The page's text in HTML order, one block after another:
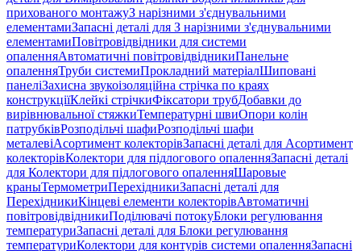
прихованого монтажуЗ нарізними з'єднувальними
елементамиЗапасні деталі для З нарізними з'єднувальними
елементамиПовітровідвідники для системи
опаленняАвтоматичні повітровідвідникиПанельне
опаленняТруби системиПрокладний матеріалШиповані
панеліЗахисна звукоізоляційна стрічка по краях
конструкціїКлейкі стрічкиФіксатори трубДобавки до
вирівнювальної стяжкиТемпературні швиОпори колін
патрубківРозподільчі шафиРозподільчі шафи
металевіАсортимент колекторівЗапасні деталі для Асортимент
колекторівКолектори для підлогового опаленняЗапасні деталі
для Колектори для підлогового опаленняШаровые
краныТермометриПерехідникиЗапасні деталі для
ПерехідникиКінцеві елементи колекторівАвтоматичні
повітровідвідникиПоділювачі потокуБлоки регулювання
температуриЗапасні деталі для Блоки регулювання
температуриКолектори для контурів системи опаленняЗапасні